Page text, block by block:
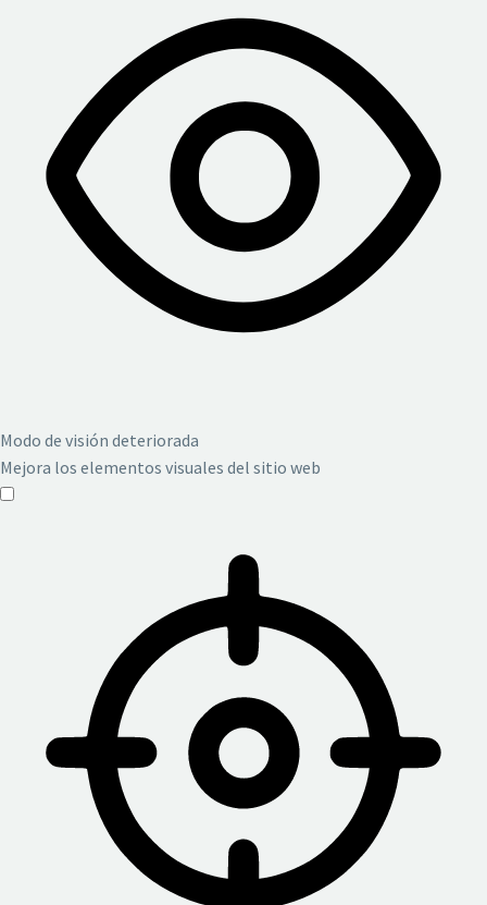
Modo de visión deteriorada
Mejora los elementos visuales del sitio web
Modo de visión deteriorada